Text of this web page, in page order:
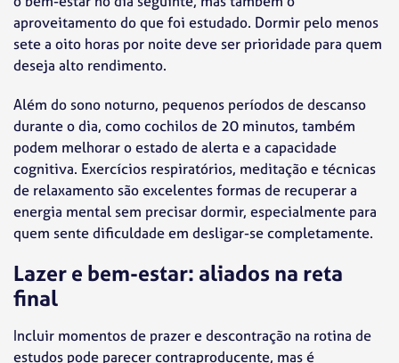
aproveitamento do que foi estudado. Dormir pelo menos
sete a oito horas por noite deve ser prioridade para quem
deseja alto rendimento.
Além do sono noturno, pequenos períodos de descanso
durante o dia, como cochilos de 20 minutos, também
podem melhorar o estado de alerta e a capacidade
cognitiva. Exercícios respiratórios, meditação e técnicas
de relaxamento são excelentes formas de recuperar a
energia mental sem precisar dormir, especialmente para
quem sente dificuldade em desligar-se completamente.
Lazer e bem-estar: aliados na reta
final
Incluir momentos de prazer e descontração na rotina de
estudos pode parecer contraproducente, mas é